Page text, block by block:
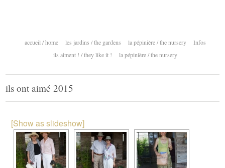
accueil / home les jardins / the gardens la pépinière / the nursery
Infos
ils aiment ! / they like it !
la pépinière / the nursery
ils ont aimé 2015
[Show as slideshow]